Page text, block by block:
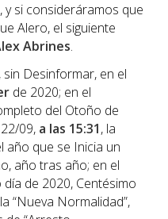
, y si consideráramos que
Alero, el siguiente
Abrines.
Desinformar, en el
de 2020; en el
del Otoño de
09, a las 15:31, la
año que se Inicia un
año tras año; en el
de 2020, Centésimo
“Nueva Normalidad”,